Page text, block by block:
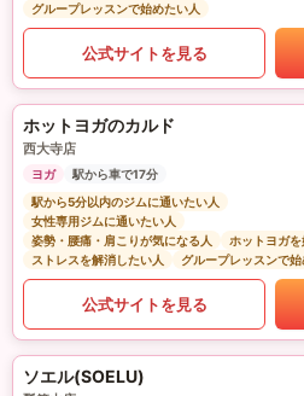
グループレッスンで始めたい人
公式サイトを見る
ホットヨガのカルド
西大寺店
ヨガ
駅から車で17分
駅から5分以内のジムに通いたい人
女性専用ジムに通いたい人
姿勢・腰痛・肩こりが気になる人
ホットヨガ
ストレスを解消したい人
グループレッスンで始
公式サイトを見る
ソエル(SOELU)